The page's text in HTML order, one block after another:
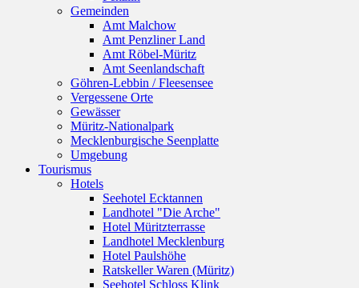
Gemeinden
Amt Malchow
Amt Penzliner Land
Amt Röbel-Müritz
Amt Seenlandschaft
Göhren-Lebbin / Fleesensee
Vergessene Orte
Gewässer
Müritz-Nationalpark
Mecklenburgische Seenplatte
Umgebung
Tourismus
Hotels
Seehotel Ecktannen
Landhotel "Die Arche"
Hotel Müritzterrasse
Landhotel Mecklenburg
Hotel Paulshöhe
Ratskeller Waren (Müritz)
Seehotel Schloss Klink